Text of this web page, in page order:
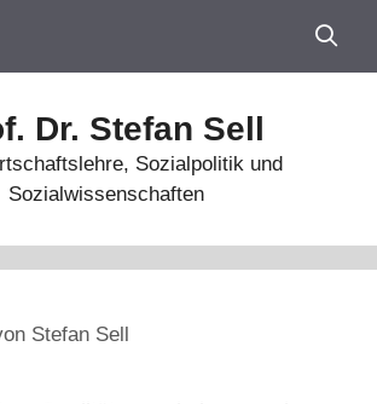
Dr. Stefan Sell
Sozialpolitik und
Sozialwissenschaften
Stefan Sell